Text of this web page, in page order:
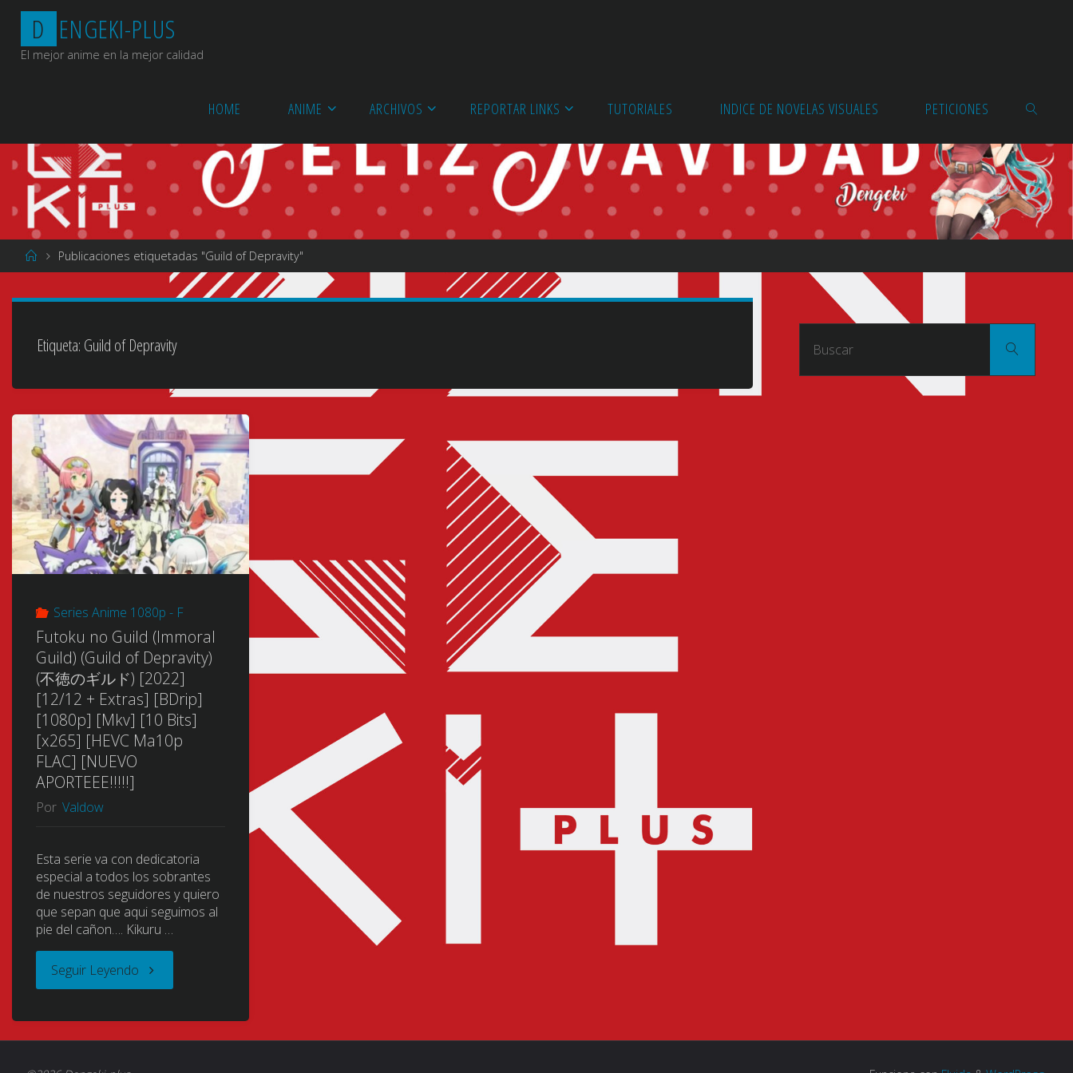
Saltar
contenido
D ENGEKI-PLUS
El mejor anime en la mejor calidad
HOME ANIME ARCHIVOS REPORTAR LINKS TUTORIALES INDICE DE NOVELAS VISUALES PETICIONES
BUSCAR
Página
de
Publicaciones etiquetadas "Guild of Depravity"
Etiqueta: Guild of Depravity
Series Anime 1080p - F
Futoku no Guild (Immoral
Guild) (Guild of Depravity)
(不徳のギルド) [2022]
[12/12 + Extras] [BDrip]
[1080p] [Mkv] [10 Bits]
[x265] [HEVC Ma10p
FLAC] [NUEVO
APORTEEE!!!!!]
Por Valdow
Esta serie va con dedicatoria
especial a todos los sobrantes
de nuestros seguidores y quiero
que sepan que aqui seguimos al
pie del cañon…. Kikuru …
Seguir Leyendo "Futoku
Guild
Buscar